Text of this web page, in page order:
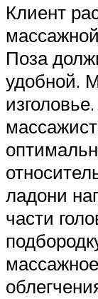
Клиент
Поза
удобной.
ладони
части